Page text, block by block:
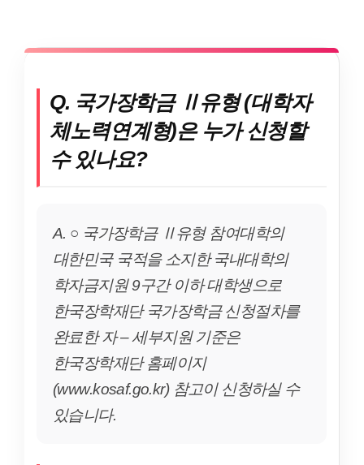
Q. 국가장학금 Ⅱ유형 (대학자
체노력연계형)은 누가 신청할
수 있나요?
A. ○ 국가장학금 Ⅱ유형 참여대학의
대한민국 국적을 소지한 국내대학의
학자금지원 9구간 이하 대학생으로
한국장학재단 국가장학금 신청절차를
완료한 자 – 세부지원 기준은
한국장학재단 홈페이지
(www.kosaf.go.kr) 참고이 신청하실 수
있습니다.